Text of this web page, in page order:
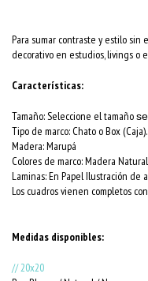
Para sumar contraste y estilo sin
decorativo en estudios, livings o
Características:
Tamaño: Seleccione el tamaño
Tipo de marco: Chato o Box
Madera: Marupá
Colores de marco:Madera
Laminas: En Papel Ilustración
Los cuadros vienen completos
Medidas disponibles:
// 20x20